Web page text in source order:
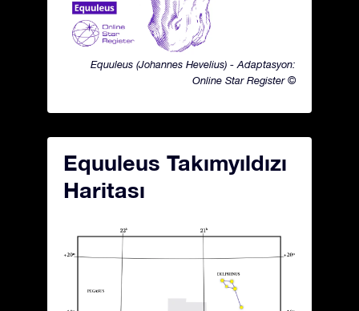
Equuleus (Johannes Hevelius) - Adaptasyon:
Online Star Register ©
Equuleus Takımyıldızı
Haritası